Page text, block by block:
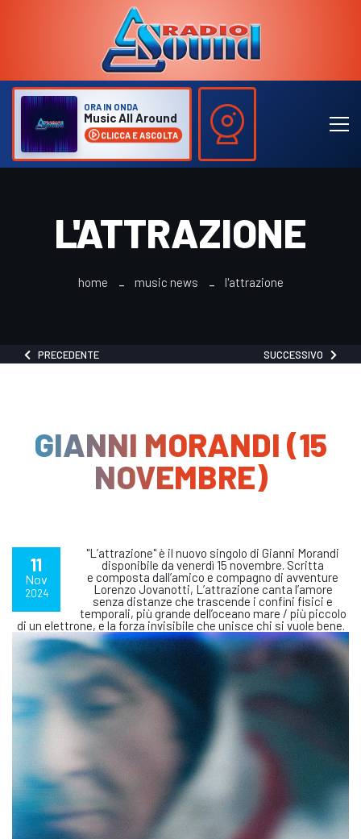
ORA IN ONDA
Music All Around
CLICCA E ASCOLTA
L'ATTRAZIONE
home music news l'attrazione
PRECEDENTE SUCCESSIVO
GIANNI MORANDI (15
NOVEMBRE)
11
Nov
2024
"L’attrazione" è il nuovo singolo di Gianni Morandi
disponibile da venerdì 15 novembre. Scritta
e composta dall’amico e compagno di avventure
Lorenzo Jovanotti, L’attrazione canta l’amore
senza distanze che trascende i confini fisici e
temporali, più grande dell’oceano mare / più piccolo
di un elettrone, e la forza invisibile che unisce chi si vuole bene.